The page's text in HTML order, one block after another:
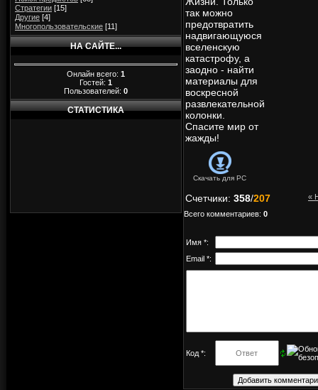
Стратегии [15]
Другие [4]
Многопользовательские [11]
НА САЙТЕ...
Онлайн всего: 1
Гостей: 1
Пользователей: 0
СТАТИСТИКА
так можно
предотвратить
надвигающуюся
вселенскую
катастрофу, а
заодно - найти
материалы для
воскресной
развлекательной
колонки.
Спасите мир от
жажды!
Скачать для PC
«
Счетчики: 358/207
Всего комментариев: 0
Имя *:
Email *:
Код *: